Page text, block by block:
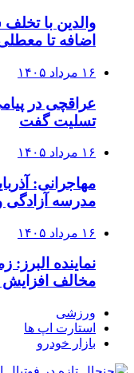
والدین با
اضافه تا
۱۶ مرداد ۱۴۰۵
عراقچی در
تسلیت گفت
۱۶ مرداد ۱۴۰۵
مهاجرانی:
مدرسه
۱۶ مرداد ۱۴۰۵
نماینده
مخالف
ورزشی
استارت اپ ها
بازار خودرو